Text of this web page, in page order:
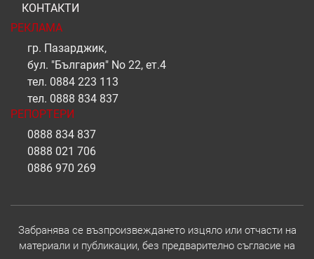
КОНТАКТИ
РЕКЛАМА
гр. Пазарджик,
бул. "България" No 22, ет.4
тел. 0884 223 113
тел. 0888 834 837
РЕПОРТЕРИ
0888 834 837
0888 021 706
0886 970 269
Забранява се възпроизвеждането изцяло или отчасти на
материали и публикации, без предварително съгласие на